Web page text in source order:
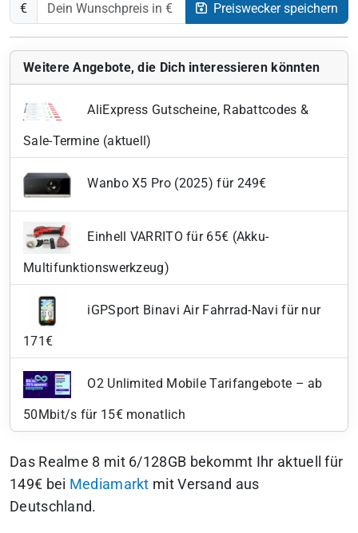
€ Preiswecker speichern
Weitere Angebote, die Dich interessieren könnten
AliExpress Gutscheine, Rabattcodes &
Sale-Termine (aktuell)
Wanbo X5 Pro (2025) für 249€
Einhell VARRITO für 65€ (Akku-
Multifunktionswerkzeug)
iGPSport Binavi Air Fahrrad-Navi für nur
171€
O2 Unlimited Mobile Tarifangebote – ab
50Mbit/s für 15€ monatlich
Das Realme 8 mit 6/128GB bekommt Ihr aktuell für
149€ bei Mediamarkt mit Versand aus
Deutschland.